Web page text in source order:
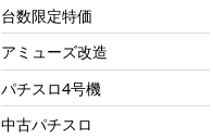
台数限定特価
アミューズ改造
パチスロ4号機
中古パチスロ